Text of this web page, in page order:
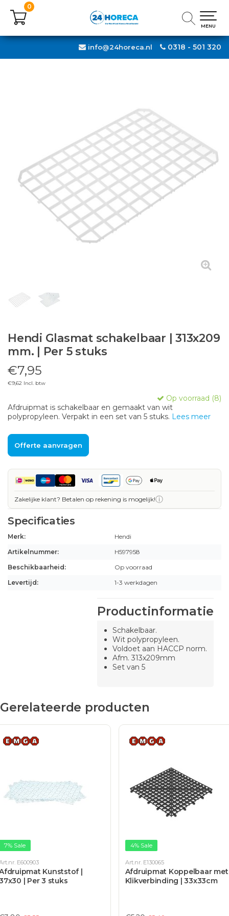
0318 - 501 320
info@24horeca.nl
0
MENU
0
MENU
Hendi Glasmat schakelbaar | 313x209
mm. | Per 5 stuks
€7,95
€9,62 Incl. btw
Op voorraad (8)
Afdruipmat is schakelbaar en gemaakt van wit
polypropyleen. Verpakt in een set van 5 stuks. Lees meer
Offerte aanvragen
Zakelijke klant? Betalen op rekening is mogelijk!ⓘ
Specificaties
Merk:
Hendi
Artikelnummer:
H597958
Beschikbaarheid:
Op voorraad
Levertijd:
1-3 werkdagen
Productinformatie
Schakelbaar.
Wit polypropyleen.
Voldoet aan HACCP norm.
Afm. 313x209mm
Set van 5
Gerelateerde producten
7% Sale
E600903
Kunststof |
| Per 3 stuks
4% Sale
Art.nr. E130065
Afdruipmat Koppelbaar met
Klikverbinding | 33x33cm